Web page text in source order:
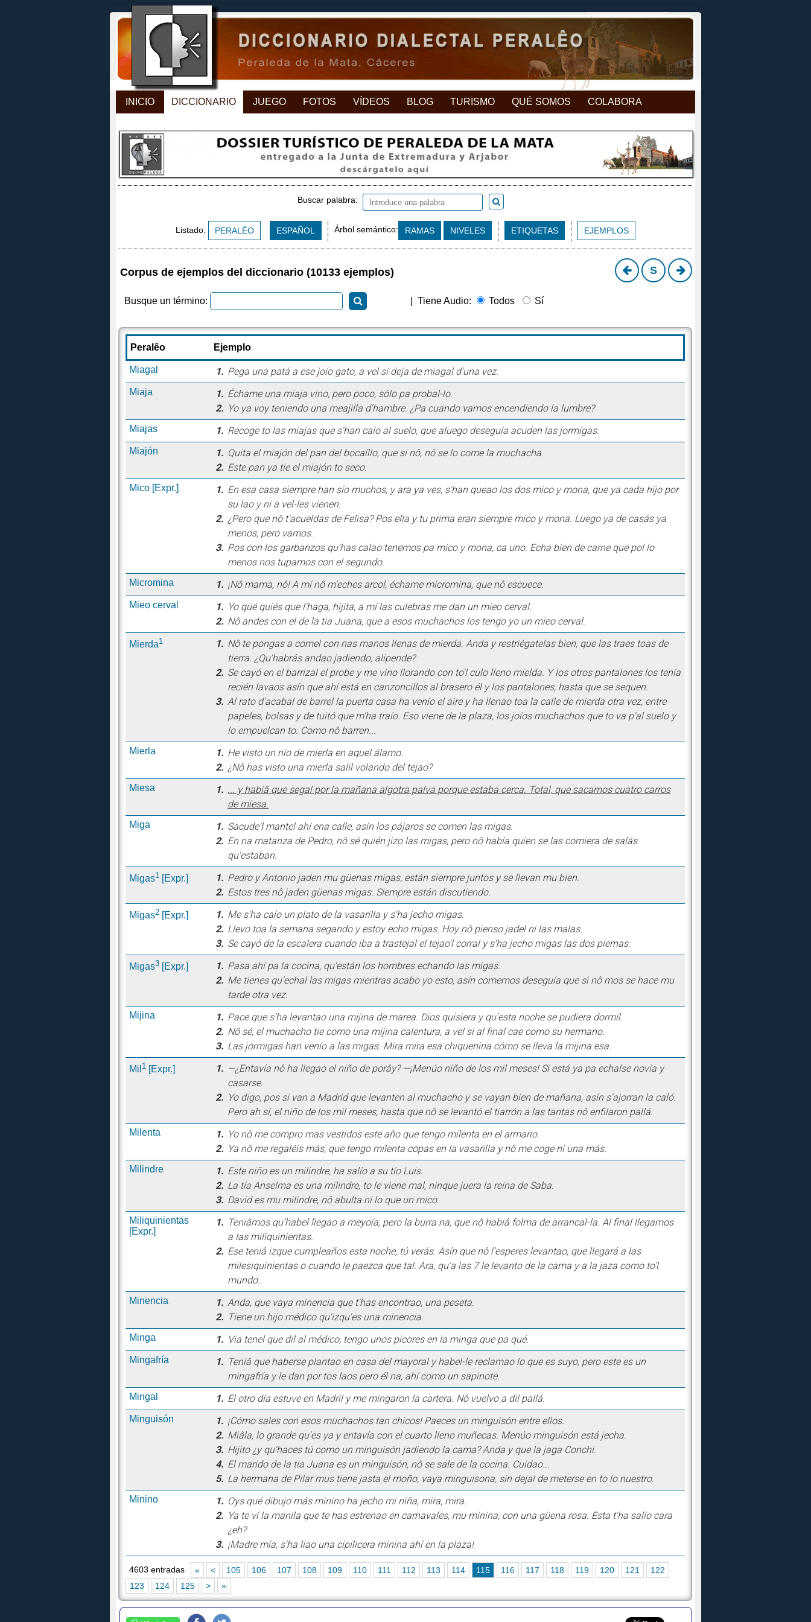
INICIO DICCIONARIO JUEGO FOTOS VÍDEOS BLOG TURISMO QUÉ SOMOS COLABORA
Buscar palabra:
Listado: PERALÊO ESPAÑOL Árbol semántico: RAMAS NIVELES ETIQUETAS EJEMPLOS
Corpus de ejemplos del diccionario (10133 ejemplos) S
Busque un término: Tiene Audio: Todos Sí
Peralêo Ejemplo
Miagal 1. Pega una patá a ese joío gato, a vel si deja de miagal d'una vez.
Miaja 1. Échame una miaja vino, pero poco, sólo pa probal-lo.
2. Yo ya voy teniendo una meajilla d'hambre. ¿Pa cuando vamos encendiendo la lumbre?
Miajas 1. Recoge to las miajas que s'han caío al suelo, que aluego deseguía acuden las jormigas.
Miajón 1. Quita el miajón del pan del bocaíllo, que si nô, nô se lo come la muchacha.
2. Este pan ya tie el miajón to seco.
Mico [Expr.] 1. En esa casa siempre han sío muchos, y ara ya ves, s'han queao los dos mico y mona, que ya cada hijo por
su lao y ni a vel-les vienen.
2. ¿Pero que nô t'acueldas de Felisa? Pos ella y tu prima eran siempre mico y mona. Luego ya de casás ya
menos, pero vamos.
3. Pos con los garbanzos qu'has calao tenemos pa mico y mona, ca uno. Echa bien de carne que pol lo
menos nos tupamos con el segundo.
Micromina 1. ¡Nô mama, nô! A mí nô m'eches arcol, échame micromina, que nô escuece.
Mieo cerval 1. Yo qué quiés que l'haga, hijita, a mí las culebras me dan un mieo cerval.
2. Nô andes con el de la tia Juana, que a esos muchachos los tengo yo un mieo cerval.
Mierda1 1. Nô te pongas a comel con nas manos llenas de mierda. Anda y restriégatelas bien, que las traes toas de
tierra. ¿Qu'habrás andao jadiendo, alipende?
2. Se cayó en el barrizal el probe y me vino llorando con to'l culo lleno mielda. Y los otros pantalones los tenía
recién lavaos asín que ahí está en canzoncillos al brasero él y los pantalones, hasta que se sequen.
3. Al rato d'acabal de barrel la puerta casa ha venío el aire y ha llenao toa la calle de mierda otra vez, entre
papeles, bolsas y de tuitó que m'ha traío. Eso viene de la plaza, los joíos muchachos que to va p'al suelo y
lo empuelcan to. Como nô barren...
Mierla 1. He visto un nío de mierla en aquel álamo.
2. ¿Nô has visto una mierla salil volando del tejao?
Miesa 1. ... y habiâ que segal por la mañana algotra palva porque estaba cerca. Total, que sacamos cuatro carros
de miesa.
Miga 1. Sacude'l mantel ahí ena calle, asín los pájaros se comen las migas.
2. En na matanza de Pedro, nô sé quién jizo las migas, pero nô había quien se las comiera de salás
qu'estaban.
Migas1 [Expr.] 1. Pedro y Antonio jaden mu güenas migas, están siempre juntos y se llevan mu bien.
2. Estos tres nô jaden güenas migas. Siempre están discutiendo.
Migas2 [Expr.] 1. Me s'ha caío un plato de la vasarilla y s'ha jecho migas.
2. Llevo toa la semana segando y estoy echo migas. Hoy nô pienso jadel ni las malas.
3. Se cayó de la escalera cuando iba a trastejal el tejao'l corral y s'ha jecho migas las dos piernas.
Migas3 [Expr.] 1. Pasa ahí pa la cocina, qu'están los hombres echando las migas.
2. Me tienes qu'echal las migas mientras acabo yo esto, asín comemos deseguía que si nô mos se hace mu
tarde otra vez.
Mijina 1. Pace que s'ha levantao una mijina de marea. Dios quisiera y qu'esta noche se pudiera dormil.
2. Nô sé, el muchacho tie como una mijina calentura, a vel si al final cae como su hermano.
3. Las jormigas han venío a las migas. Mira mira esa chiquenina cómo se lleva la mijina esa.
Mil 1 [Expr.] 1. —¿Entavía nô ha llegao el niño de porây? —¡Menúo niño de los mil meses! Si está ya pa echalse novia y
casarse.
2. Yo digo, pos si van a Madrid que levanten al muchacho y se vayan bien de mañana, asín s'ajorran la caló.
Pero ah sí, el niño de los mil meses, hasta que nô se levantó el tiarrón a las tantas nô enfilaron pallá.
Milenta 1. Yo nô me compro mas vestidos este año que tengo milenta en el armario.
2. Ya nô me regaléis más, que tengo milenta copas en la vasarilla y nô me coge ni una más.
Milindre 1. Este niño es un milindre, ha salío a su tío Luis.
2. La tía Anselma es una milindre, to le viene mal, ninque juera la reina de Saba.
3. David es mu milindre, nô abulta ni lo que un mico.
Miliquinientas
[Expr.]
1. Teniâmos qu'habel llegao a meyoía, pero la burra na, que nô habiâ folma de arrancal-la. Al final llegamos
a las miliquinientas.
2. Ese teniâ izque cumpleaños esta noche, tú verás. Asín que nô l'esperes levantao, que llegará a las
milesiquinientas o cuando le paezca que tal. Ara, qu'a las 7 le levanto de la cama y a la jaza como to'l
mundo.
Minencia 1. Anda, que vaya minencia que t'has encontrao, una peseta.
2. Tiene un hijo médico qu'izqu'es una minencia.
Minga 1. Via tenel que dil al médico, tengo unos picores en la minga que pa qué.
Mingafría 1. Teniâ que haberse plantao en casa del mayoral y habel-le reclamao lo que es suyo, pero este es un
mingafría y le dan por tos laos pero él na, ahí como un sapinote.
Mingal 1. El otro día estuve en Madril y me mingaron la cartera. Nô vuelvo a dil pallá.
Minguisón 1. ¡Cómo sales con esos muchachos tan chicos! Paeces un minguisón entre ellos.
2. Miâla, lo grande qu'es ya y entavía con el cuarto lleno muñecas. Menúo minguisón está jecha.
3. Hijito ¿y qu'haces tú como un minguisón jadiendo la cama? Anda y que la jaga Conchi.
4. El marido de la tia Juana es un minguisón, nô se sale de la cocina. Cuidao...
5. La hermana de Pilar mus tiene jasta el moño, vaya minguisona, sin dejal de meterse en to lo nuestro.
Minino 1. Oys qué dibujo más minino ha jecho mi niña, mira, mira.
2. Ya te ví la manila que te has estrenao en carnavales, mu minina, con una güena rosa. Esta t'ha salío cara
¿eh?
3. ¡Madre mía, s'ha liao una cipilicera minina ahí en la plaza!
4603 entradas « < 105 106 107 108 109 110 111 112 113 114 115 116 117 118 119 120 121
122
123
124 125 > »